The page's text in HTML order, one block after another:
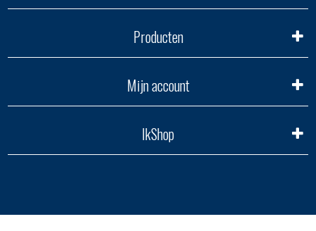
Producten
Mijn account
IkShop